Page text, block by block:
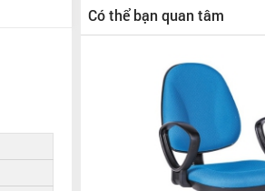
Có thể bạn quan tâm